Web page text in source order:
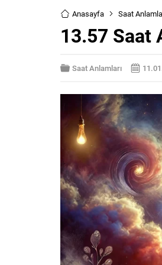
Anasayfa Saat
13.57 Saat
Saat Anlamları